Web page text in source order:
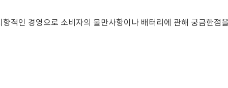
적인 경영으로 소비자의 불만사항이나 배터리에 관해 궁금한점